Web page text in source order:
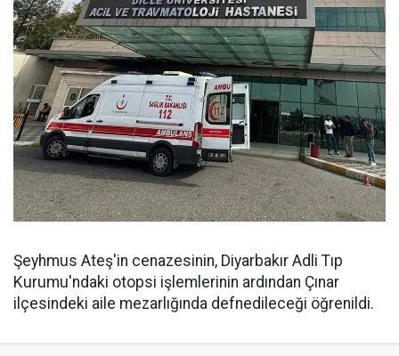
Şeyhmus Ateş'in cenazesinin, Diyarbakır Adli Tıp
Kurumu'ndaki otopsi işlemlerinin ardından Çınar
ilçesindeki aile mezarlığında defnedileceği öğrenildi.